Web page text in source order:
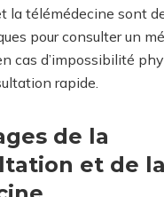
la télémédecine sont
pour consulter un
cas d’impossibilité
rapide.
de la
et de la